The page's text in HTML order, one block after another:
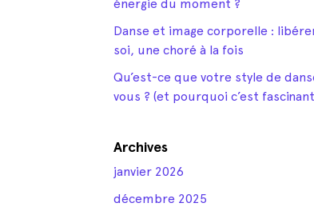
énergie du moment ?
Danse et image corporelle :
soi, une choré à la fois
Qu’est-ce que votre style de
vous ? (et pourquoi c’est
Archives
janvier 2026
décembre 2025